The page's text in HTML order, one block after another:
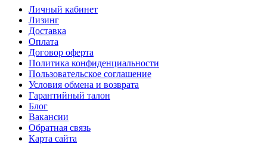
Личный кабинет
Лизинг
Доставка
Оплата
Договор оферта
Политика конфиденциальности
Пользовательское соглашение
Условия обмена и возврата
Гарантийный талон
Блог
Вакансии
Обратная связь
Карта сайта